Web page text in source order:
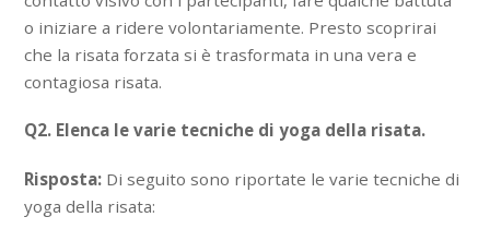
o iniziare a ridere volontariamente. Presto scoprirai
che la risata forzata si è trasformata in una vera e
contagiosa risata.
Q2. Elenca le varie tecniche di yoga della risata.
Risposta: Di seguito sono riportate le varie tecniche di
yoga della risata: